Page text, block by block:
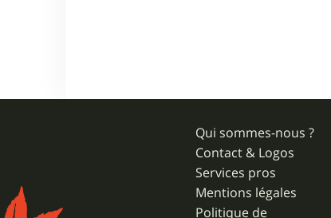
Qui sommes-nous ?
Contact & Logos
Services pros
Mentions légales
Politique de